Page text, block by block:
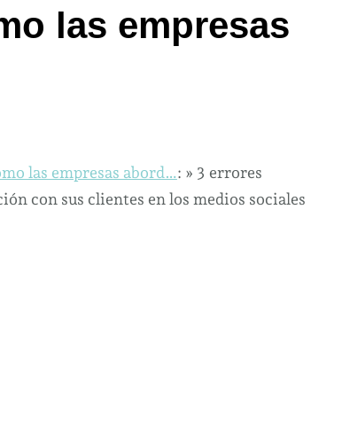
las empresas
las empresas abord…: » 3 errores
con sus clientes en los medios sociales